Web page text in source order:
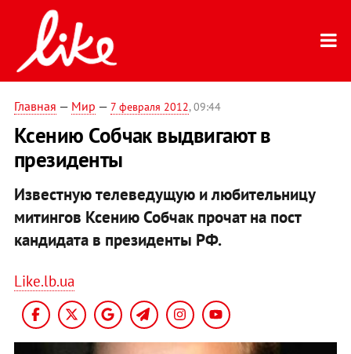
Главная — Мир — 7 февраля 2012, 09:44
Ксению Собчак выдвигают в
президенты
Известную телеведущую и любительницу
митингов Ксению Собчак прочат на пост
кандидата в президенты РФ.
Like.lb.ua